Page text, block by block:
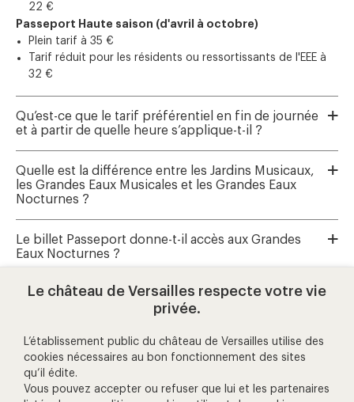
22 €
Passeport Haute saison (d'avril à octobre)
Plein tarif à 35 €
Tarif réduit pour les résidents ou ressortissants de l'EEE à
32 €
Qu’est-ce que le tarif préférentiel en fin de journée
et à partir de quelle heure s’applique-t-il ?
Quelle est la différence entre les Jardins Musicaux,
les Grandes Eaux Musicales et les Grandes Eaux
Nocturnes ?
Le billet Passeport donne-t-il accès aux Grandes
Eaux Nocturnes ?
Où réserver les Grandes Eaux Musicales et les
aide et contact
Le château de Versailles respecte votre vie
privée.
L’établissement public du château de Versailles utilise des
cookies nécessaires au bon fonctionnement des sites
qu’il édite.
Vous pouvez accepter ou refuser que lui et les partenaires